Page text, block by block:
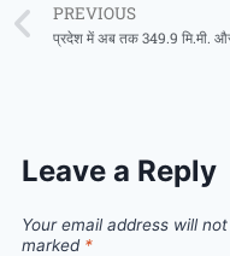
PREVIOUS
Leave a Reply
Your email address will
marked *